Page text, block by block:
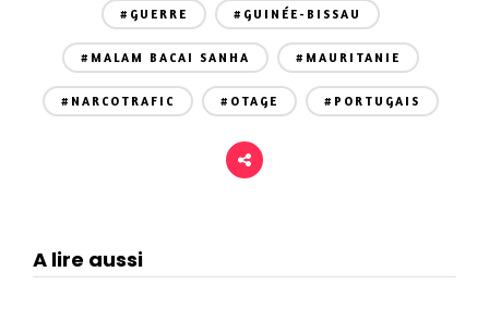
#GUERRE #GUINÉE-BISSAU
#MALAM BACAI SANHA #MAURITANIE
#NARCOTRAFIC #OTAGE #PORTUGAIS
A lire aussi